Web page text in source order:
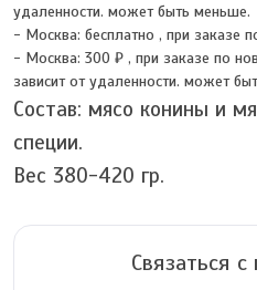
удаленности. может быть меньше.
- Москва: бесплатно , при заказе
- Москва: 300 ₽ , при заказе по
зависит от удаленности. может
Состав: мясо конины и
специи.
Вес 380-420 гр.
Связаться